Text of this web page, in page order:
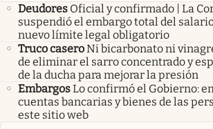
Deudores Oficial y confirmado | La
suspendió el embargo total del
nuevo límite legal obligatorio
Truco caseroNi bicarbonato ni
de eliminar el sarro concentrado y
de la ducha para mejorar la presión
EmbargosLo confirmó el Gobierno:
cuentas bancarias y bienes de las
este sitio web